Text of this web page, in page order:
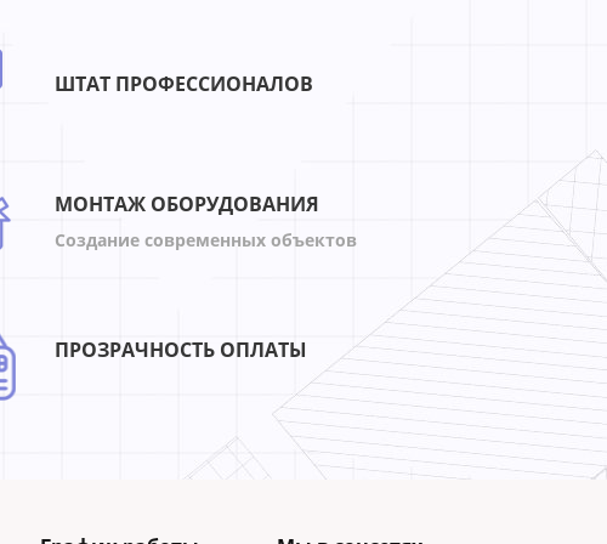
-52%
ШТАТ ПРОФЕССИОНАЛОВ
МОНТАЖ ОБОРУДОВАНИЯ
Создание современных объектов
ПРОЗРАЧНОСТЬ ОПЛАТЫ